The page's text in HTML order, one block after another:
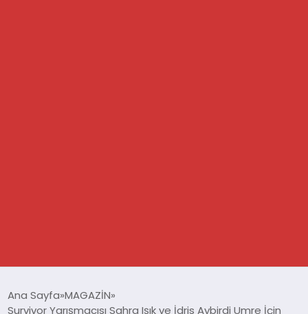
Ana Sayfa MAGAZİN
Survivor Yarışmacısı Sahra Işık ve İdris Aybirdi Umre İçin